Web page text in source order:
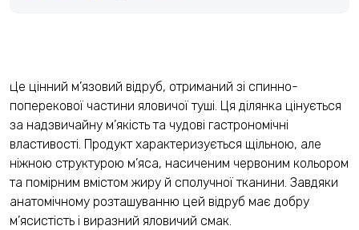
Це цінний м’язовий відруб, отриманий зі спинно-
поперекової частини яловичої туші. Ця ділянка цінується
за надзвичайну м’якість та чудові гастрономічні
властивості. Продукт характеризується щільною, але
ніжною структурою м’яса, насиченим червоним кольором
та помірним вмістом жиру й сполучної тканини. Завдяки
анатомічному розташуванню цей відруб має добру
м’ясистість і виразний яловичий смак.